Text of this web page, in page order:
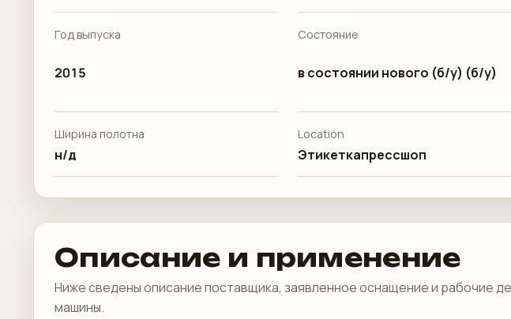
Год выпуска
2015
Состояние
в состоянии нового (б/у) (б/у)
Ширина полотна
н/д
Location
Этикеткапрессшоп
Описание и применение
Ниже сведены описание поставщика, заявленное оснащение и рабочие
машины.